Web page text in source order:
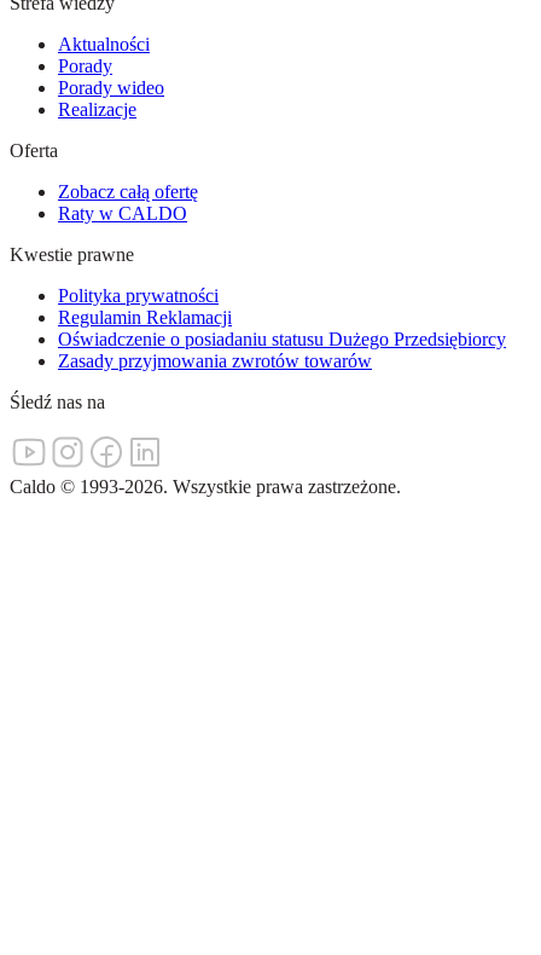
Aktualności
Porady
Porady wideo
Realizacje
Oferta
Zobacz całą ofertę
Raty w CALDO
Kwestie prawne
Polityka prywatności
Regulamin Reklamacji
Oświadczenie o posiadaniu statusu Dużego Przedsiębiorcy
Zasady przyjmowania zwrotów towarów
Śledź nas na
Caldo © 1993-2026. Wszystkie prawa zastrzeżone.